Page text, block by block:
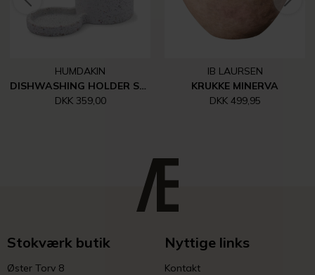
HUMDAKIN
DISHWASHING HOLDER SMALL 14X23X12 CM
DKK 359,00
IB LAURSEN
KRUKKE MINERVA
DKK 499,95
Stokværk butik
Øster Torv 8
Nyttige links
Kontakt